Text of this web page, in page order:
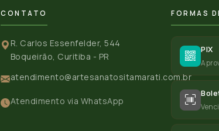
CONTATO
R. Carlos Essenfelder, 544
Boqueirão, Curitiba - PR
atendimento@artesanatositamarati.com.br
Atendimento via WhatsApp
FORMAS
PIX